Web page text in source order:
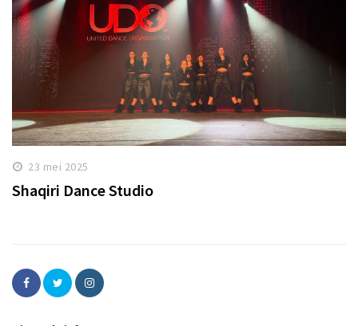
23 mei 2025
Shaqiri Dance Studio